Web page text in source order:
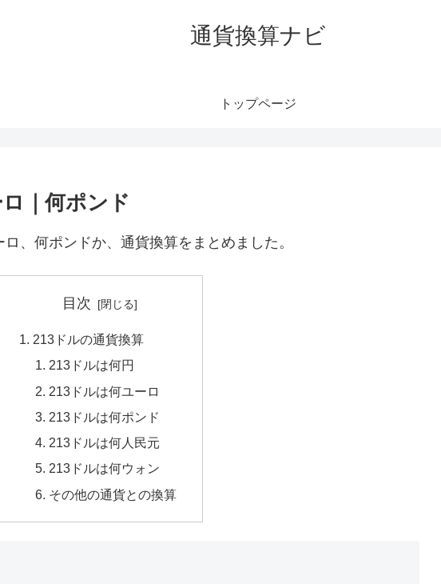
通貨換算ナビ
トップページ
｜何ポンド
、何ポンドか、通貨換算をまとめました。
目次
213ドルの通貨換算
213ドルは何円
213ドルは何ユーロ
213ドルは何ポンド
213ドルは何人民元
213ドルは何ウォン
その他の通貨との換算